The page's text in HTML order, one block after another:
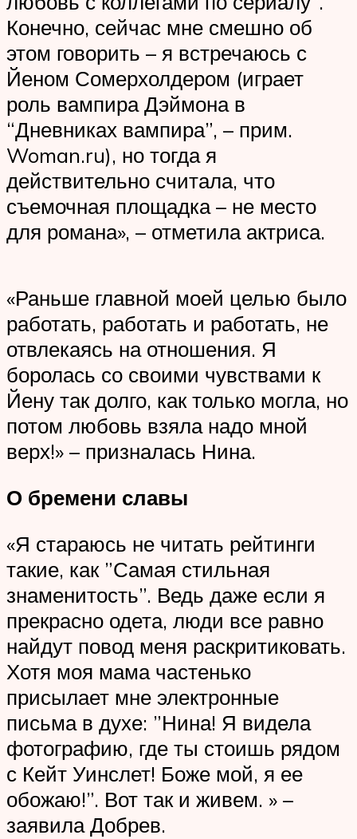
Конечно, сейчас мне смешно об
этом говорить – я встречаюсь с
Йеном Сомерхолдером (играет
роль вампира Дэймона в
“Дневниках вампира”, – прим.
Woman.ru), но тогда я
действительно считала, что
съемочная площадка – не место
для романа», – отметила актриса.
«Раньше главной моей целью было
работать, работать и работать, не
отвлекаясь на отношения. Я
боролась со своими чувствами к
Йену так долго, как только могла, но
потом любовь взяла надо мной
верх!» – призналась Нина.
О бремени славы
«Я стараюсь не читать рейтинги
такие, как ”Самая стильная
знаменитость”. Ведь даже если я
прекрасно одета, люди все равно
найдут повод меня раскритиковать.
Хотя моя мама частенько
присылает мне электронные
письма в духе: ”Нина! Я видела
фотографию, где ты стоишь рядом
с Кейт Уинслет! Боже мой, я ее
обожаю!”. Вот так и живем. » –
заявила Добрев.